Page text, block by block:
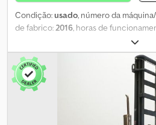
Condição:usado, número da
de fabrico:2016, horas de
, altura de elevação:
mm, centro de carga:700 mm, tipo
suporte de garfos:
,
dimensão do pneu dianteiro:
315/70-15
traseiro:
8
,
, - Veículo: